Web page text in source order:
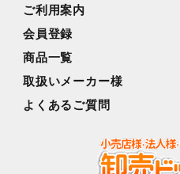
ご利用案内
会員登録
商品一覧
取扱いメーカー様
よくあるご質問